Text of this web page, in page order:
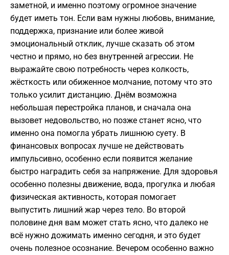
заметной, и именно поэтому огромное значение
будет иметь тон. Если вам нужны любовь, внимание,
поддержка, признание или более живой
эмоциональный отклик, лучше сказать об этом
честно и прямо, но без внутренней агрессии. Не
выражайте свою потребность через колкость,
жёсткость или обиженное молчание, потому что это
только усилит дистанцию. Днём возможна
небольшая перестройка планов, и сначала она
вызовет недовольство, но позже станет ясно, что
именно она помогла убрать лишнюю суету. В
финансовых вопросах лучше не действовать
импульсивно, особенно если появится желание
быстро наградить себя за напряжение. Для здоровья
особенно полезны движение, вода, прогулка и любая
физическая активность, которая помогает
выпустить лишний жар через тело. Во второй
половине дня вам может стать ясно, что далеко не
всё нужно дожимать именно сегодня, и это будет
очень полезное осознание. Вечером особенно важно